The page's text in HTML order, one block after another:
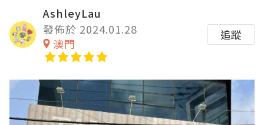
AshleyLau
發佈於 2024.01.28
澳門
追蹤